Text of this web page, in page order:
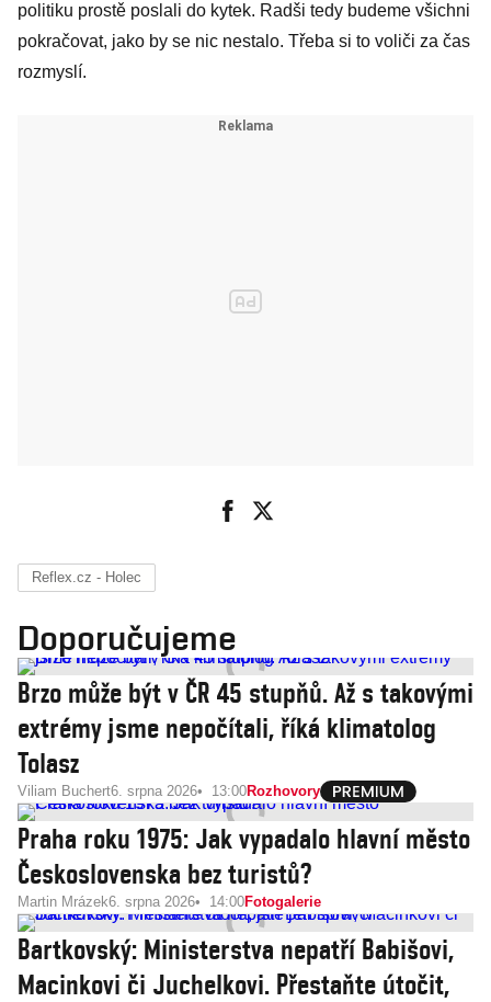
politiku prostě poslali do kytek. Radši tedy budeme všichni
pokračovat, jako by se nic nestalo. Třeba si to voliči za čas
rozmyslí.
Reflex.cz - Holec
Doporučujeme
Brzo může být v ČR 45 stupňů. Až s takovými
extrémy jsme nepočítali, říká klimatolog
Tolasz
Viliam Buchert6. srpna 2026 13:00Rozhovory
Praha roku 1975: Jak vypadalo hlavní město
Československa bez turistů?
Martin Mrázek6. srpna 2026 14:00Fotogalerie
Bartkovský: Ministerstva nepatří Babišovi,
Macinkovi či Juchelkovi. Přestaňte útočit,